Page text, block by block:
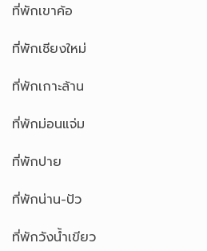
ที่พักเขาค้อ
ที่พักเชียงใหม่
ที่พักเกาะล้าน
ที่พักม่อนแจ่ม
ที่พักปาย
ที่พักน่าน-ปัว
ที่พักวังน้ำเขียว